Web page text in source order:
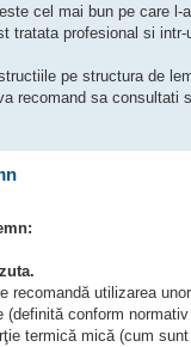
cel mai bun pe care l-
tratata profesional si intr-
pe structura de
recomand sa consultati
recomandă utilizarea
conform
termică mică (cum